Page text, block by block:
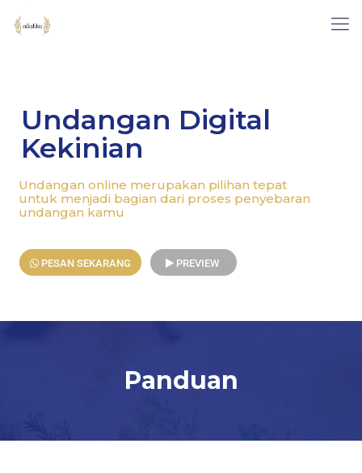
Undangan Digital
Kekinian
Undangan online merupakan pilihan tepat
untuk menjadi bagian dari proses penyebaran
undangan kamu
PESAN SEKARANG PREVIEW
Panduan